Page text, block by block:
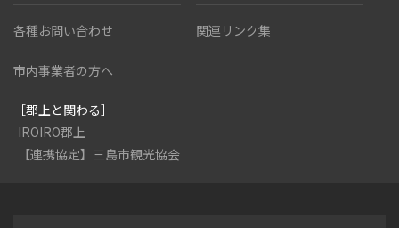
各種お問い合わせ 関連リンク集
市内事業者の方へ
［郡上と関わる］
IROIRO郡上
【連携協定】三島市観光協会